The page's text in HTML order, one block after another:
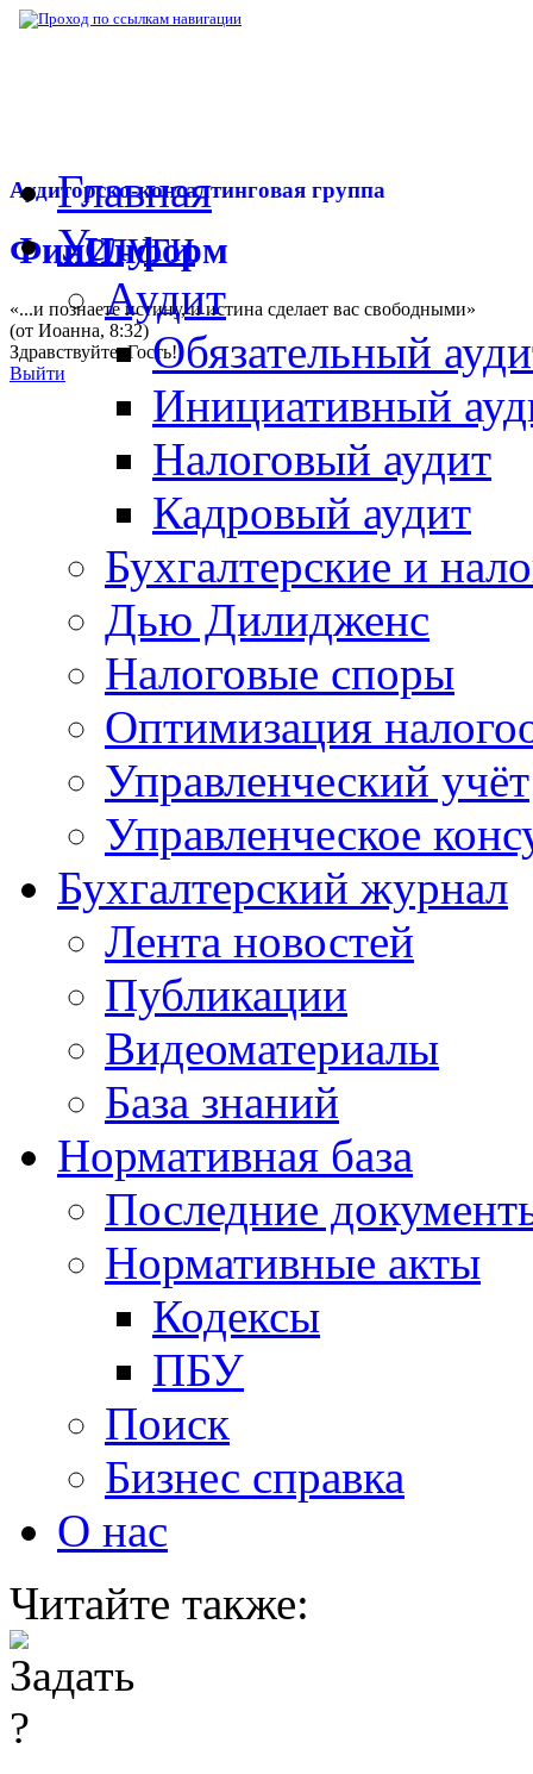
Аудиторско-консалтинговая группа
ФинИнформ
«...и познаете истину, и истина сделает вас свободными»
(от Иоанна, 8:32)
Здравствуйте,Гость!
Выйти
Главная
Услуги
Аудит
Обязательный
Инициативный
Налоговый аудит
Кадровый аудит
Бухгалтерские и
Дью Дилидженс
Налоговые споры
Оптимизация
Управленческий учёт
Управленческое
Бухгалтерский журнал
Лента новостей
Публикации
Видеоматериалы
База знаний
Нормативная база
Последние
Нормативные акты
Кодексы
ПБУ
Поиск
Бизнес справка
О нас
Читайте также: